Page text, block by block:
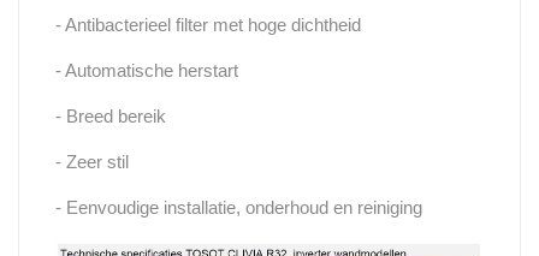
- Antibacterieel filter met hoge dichtheid
- Automatische herstart
- Breed bereik
- Zeer stil
- Eenvoudige installatie, onderhoud en reiniging